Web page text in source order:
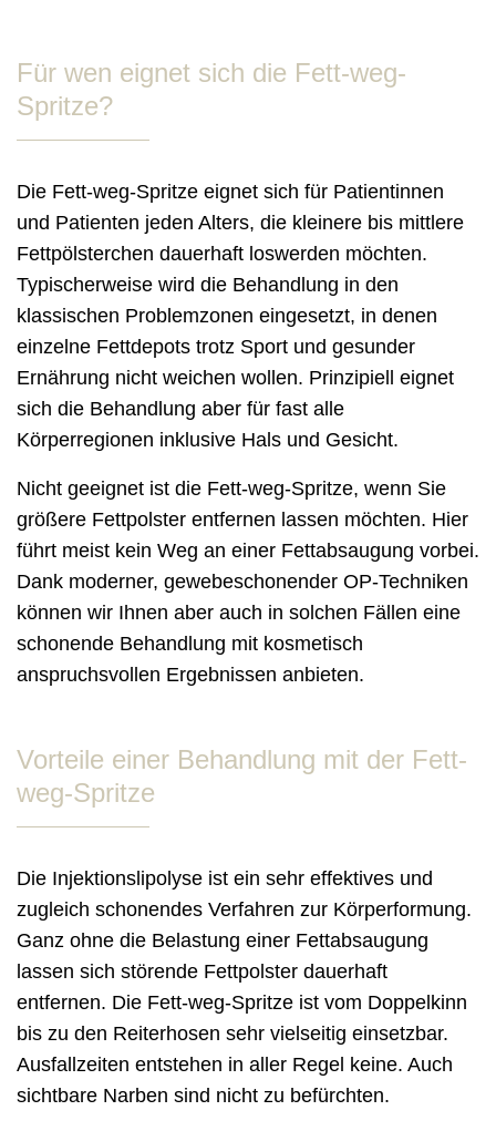
Für wen eignet sich die Fett-weg-
Spritze?
Die Fett-weg-Spritze eignet sich für Patientinnen
und Patienten jeden Alters, die kleinere bis mittlere
Fettpölsterchen dauerhaft loswerden möchten.
Typischerweise wird die Behandlung in den
klassischen Problemzonen eingesetzt, in denen
einzelne Fettdepots trotz Sport und gesunder
Ernährung nicht weichen wollen. Prinzipiell eignet
sich die Behandlung aber für fast alle
Körperregionen inklusive Hals und Gesicht.
Nicht geeignet ist die Fett-weg-Spritze, wenn Sie
größere Fettpolster entfernen lassen möchten. Hier
führt meist kein Weg an einer Fettabsaugung vorbei.
Dank moderner, gewebeschonender OP-Techniken
können wir Ihnen aber auch in solchen Fällen eine
schonende Behandlung mit kosmetisch
anspruchsvollen Ergebnissen anbieten.
Vorteile einer Behandlung mit der Fett-
weg-Spritze
Die Injektionslipolyse ist ein sehr effektives und
zugleich schonendes Verfahren zur Körperformung.
Ganz ohne die Belastung einer Fettabsaugung
lassen sich störende Fettpolster dauerhaft
entfernen. Die Fett-weg-Spritze ist vom Doppelkinn
bis zu den Reiterhosen sehr vielseitig einsetzbar.
Ausfallzeiten entstehen in aller Regel keine. Auch
sichtbare Narben sind nicht zu befürchten.